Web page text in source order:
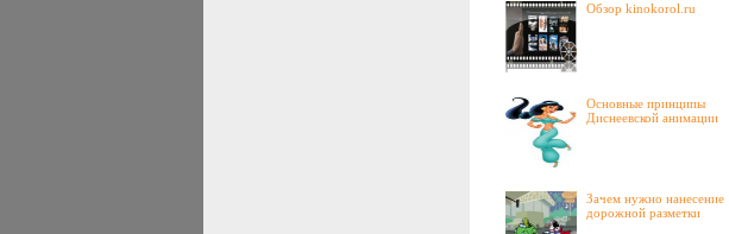
Обзор kinokorol.ru
Основные принципы
Диснеевской анимации
Зачем нужно нанесение
дорожной разметки